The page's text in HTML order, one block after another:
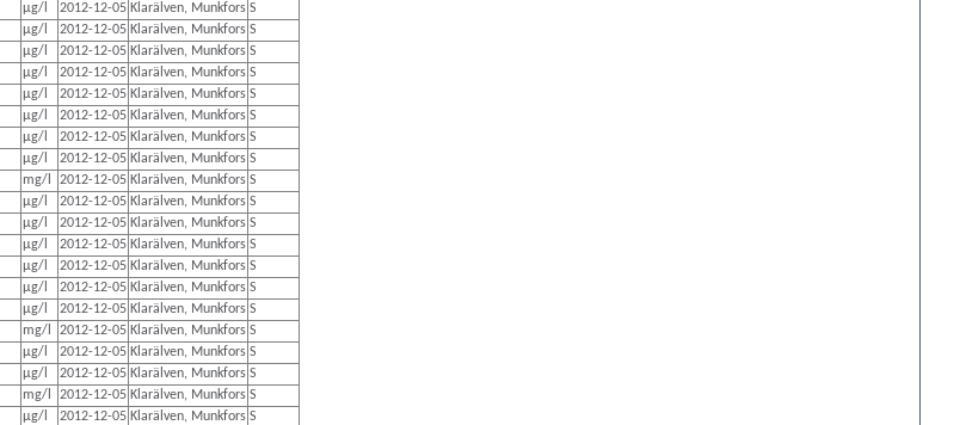
µg/l 2012-12-05 Klarälven, Munkfors S
µg/l 2012-12-05 Klarälven, Munkfors S
µg/l 2012-12-05 Klarälven, Munkfors S
µg/l 2012-12-05 Klarälven, Munkfors S
µg/l 2012-12-05 Klarälven, Munkfors S
µg/l 2012-12-05 Klarälven, Munkfors S
µg/l 2012-12-05 Klarälven, Munkfors S
µg/l 2012-12-05 Klarälven, Munkfors S
mg/l 2012-12-05 Klarälven, Munkfors S
µg/l 2012-12-05 Klarälven, Munkfors S
µg/l 2012-12-05 Klarälven, Munkfors S
µg/l 2012-12-05 Klarälven, Munkfors S
µg/l 2012-12-05 Klarälven, Munkfors S
µg/l 2012-12-05 Klarälven, Munkfors S
µg/l 2012-12-05 Klarälven, Munkfors S
mg/l 2012-12-05 Klarälven, Munkfors S
µg/l 2012-12-05 Klarälven, Munkfors S
µg/l 2012-12-05 Klarälven, Munkfors S
mg/l 2012-12-05 Klarälven, Munkfors S
µg/l 2012-12-05 Klarälven, Munkfors S